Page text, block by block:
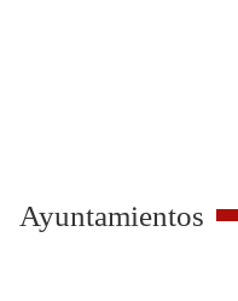
Ayuntamientos